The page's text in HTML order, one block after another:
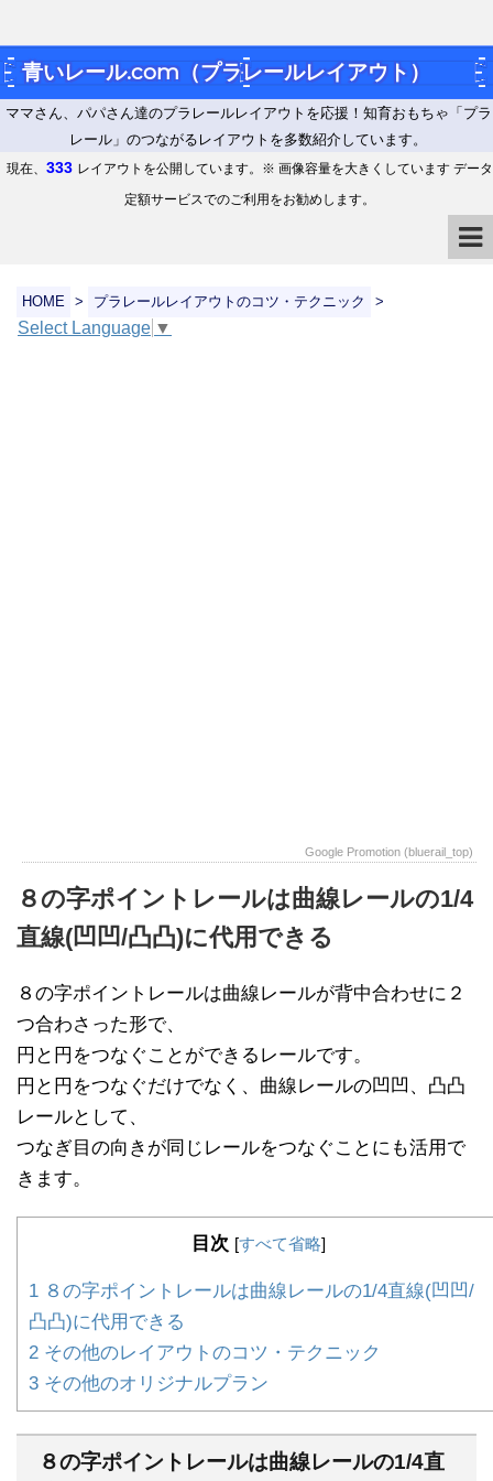
青いレール.com（プラレールレイアウト）
ママさん、パパさん達のプラレールレイアウトを応援！知育おもちゃ「プラ
レール」のつながるレイアウトを多数紹介しています。
現在、 333 レイアウトを公開しています。※ 画像容量を大きくしています データ
定額サービスでのご利用をお勧めします。
HOME > プラレールレイアウトのコツ・テクニック >
Select Language ▼
Google Promotion (bluerail_top)
８の字ポイントレールは曲線レールの1/4
直線(凹凹/凸凸)に代用できる
８の字ポイントレールは曲線レールが背中合わせに２
つ合わさった形で、
円と円をつなぐことができるレールです。
円と円をつなぐだけでなく、曲線レールの凹凹、凸凸
レールとして、
つなぎ目の向きが同じレールをつなぐことにも活用で
きます。
目次 [すべて省略]
1 ８の字ポイントレールは曲線レールの1/4直線(凹凹/
凸凸)に代用できる
2 その他のレイアウトのコツ・テクニック
3 その他のオリジナルプラン
８の字ポイントレールは曲線レールの1/4直